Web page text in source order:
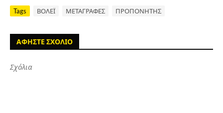
Tags ΒΟΛΕΪ ΜΕΤΑΓΡΑΦΕΣ ΠΡΟΠΟΝΗΤΗΣ
ΑΦΗΣΤΕ ΣΧΟΛΙΟ
Σχόλια